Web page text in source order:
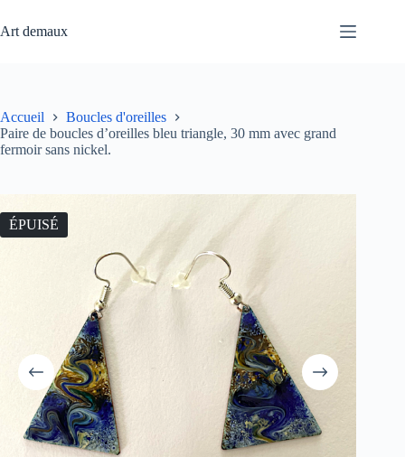
au
contenu
Art demaux
Accueil
Boucles d'oreilles
Paire de boucles d’oreilles bleu triangle, 30 mm avec grand
fermoir sans nickel.
ÉPUISÉ